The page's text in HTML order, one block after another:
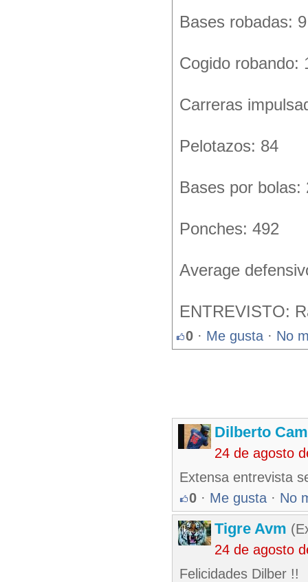
Bases robadas: 9
Cogido robando:
Carreras
Pelotazos: 84
Bases por bolas:
Ponches: 492
Average
ENTREVISTO:
0 · Me gusta · No
Dilberto
24 de agosto
Extensa entrevista
0 · Me gusta · No
Tigre Avm
24 de agosto
Felicidades Dilber !!